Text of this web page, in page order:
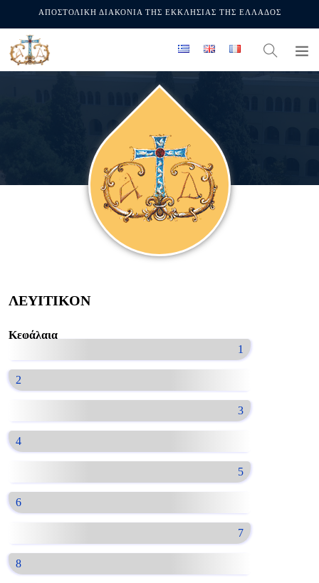
ΑΠΟΣΤΟΛΙΚΗ ΔΙΑΚΟΝΙΑ ΤΗΣ ΕΚΚΛΗΣΙΑΣ ΤΗΣ ΕΛΛΑΔΟΣ
ΛΕΥΙΤΙΚΟΝ
Κεφάλαια
1
2
3
4
5
6
7
8